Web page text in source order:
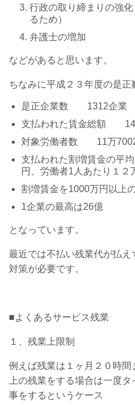
行政の取り締まりの強
るため）
弁護士の増加
などがあると思います。
ちなみに平成２３年度の是正
是正企業数 1312企業
支払われた賃金総額
対象労働者数 11万
支払われた割増賃金の平
円、労働者1人あたり１２
割増賃金を1000万円以上
1企業の最高は26億
となっています。
最近では不払い残業代が払え
対策が必要です。
■よくあるサービス残業
１、残業上限制
例えば残業は１ヶ月２０時
上の残業をする場合は一度
事をするというケース